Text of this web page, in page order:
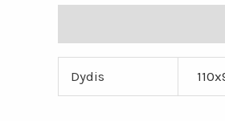
Dydis